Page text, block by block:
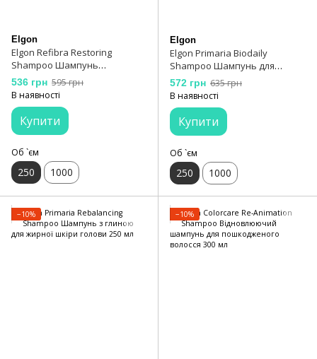
Elgon
Elgon Refibra Restoring
Shampoo Шампунь
вiдновлюючий 250 мл
536 грн 595 грн
В наявності
Купити
Об `єм
250 1000
Elgon
Elgon Primaria Biodaily
Shampoo Шампунь для
щоденного використання
делікатний 250 мл
572 грн 635 грн
В наявності
Купити
Об `єм
250 1000
−10% −10%